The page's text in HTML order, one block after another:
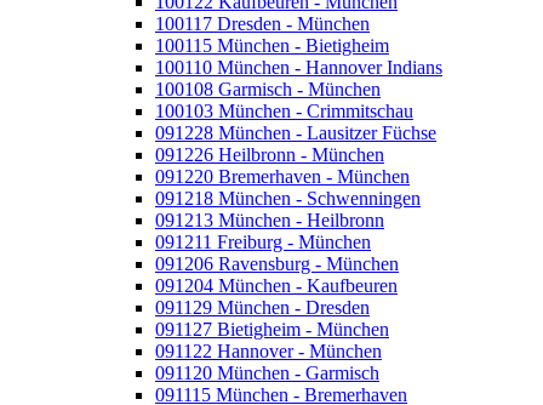
100117 Dresden - München
100115 München - Bietigheim
100110 München - Hannover Indians
100108 Garmisch - München
100103 München - Crimmitschau
091228 München - Lausitzer Füchse
091226 Heilbronn - München
091220 Bremerhaven - München
091218 München - Schwenningen
091213 München - Heilbronn
091211 Freiburg - München
091206 Ravensburg - München
091204 München - Kaufbeuren
091129 München - Dresden
091127 Bietigheim - München
091122 Hannover - München
091120 München - Garmisch
091115 München - Bremerhaven